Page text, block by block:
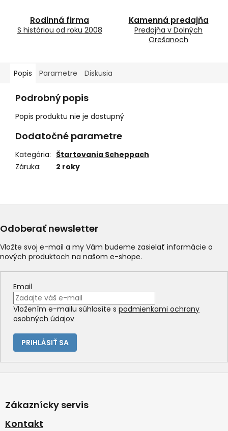
Rodinná firma
S históriou od roku 2008
Kamenná predajňa
Predajňa v Dolných
Orešanoch
Popis Parametre Diskusia
Podrobný popis
Popis produktu nie je dostupný
Dodatočné parametre
Kategória: Štartovania Scheppach
Záruka: 2 roky
Odoberať newsletter
Vložte svoj e-mail a my Vám budeme zasielať informácie o
nových produktoch na našom e-shope.
Email
Vložením e-mailu súhlasíte s podmienkami ochrany
osobných údajov
PRIHLÁSIŤ SA
p
äZákaznícky servis
Kontakt